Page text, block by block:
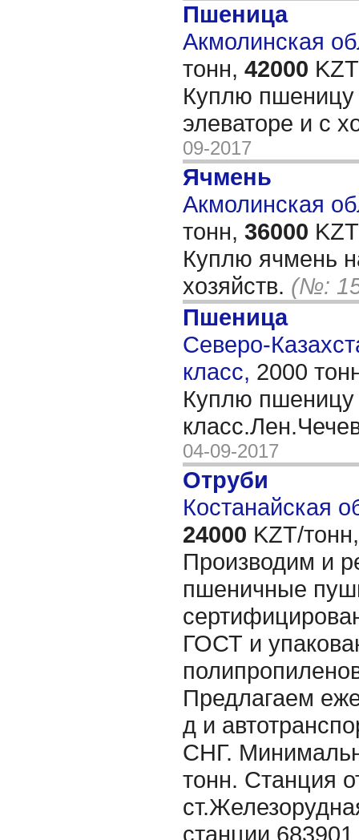
Пшеница
Акмолинская
тонн, 42000
Куплю пшеницу
элеваторе и с
09-2017
Ячмень
Акмолинская
тонн, 36000
Куплю ячмень
хозяйств. (№:
Пшеница
Северо-
класс, 2000
Куплю пшеницу
04-09-2017
Отруби
Костанайская
24000 KZT/тонн,
Производим и
пшеничные
ГОСТ и
Предлагаем
д и
СНГ.
тонн. Станция
станции 683901